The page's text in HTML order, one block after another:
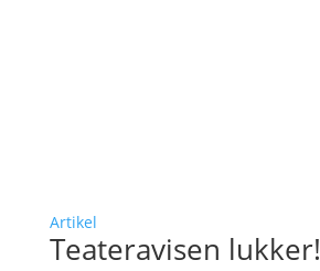
Artikel
Teateravisen lukker!